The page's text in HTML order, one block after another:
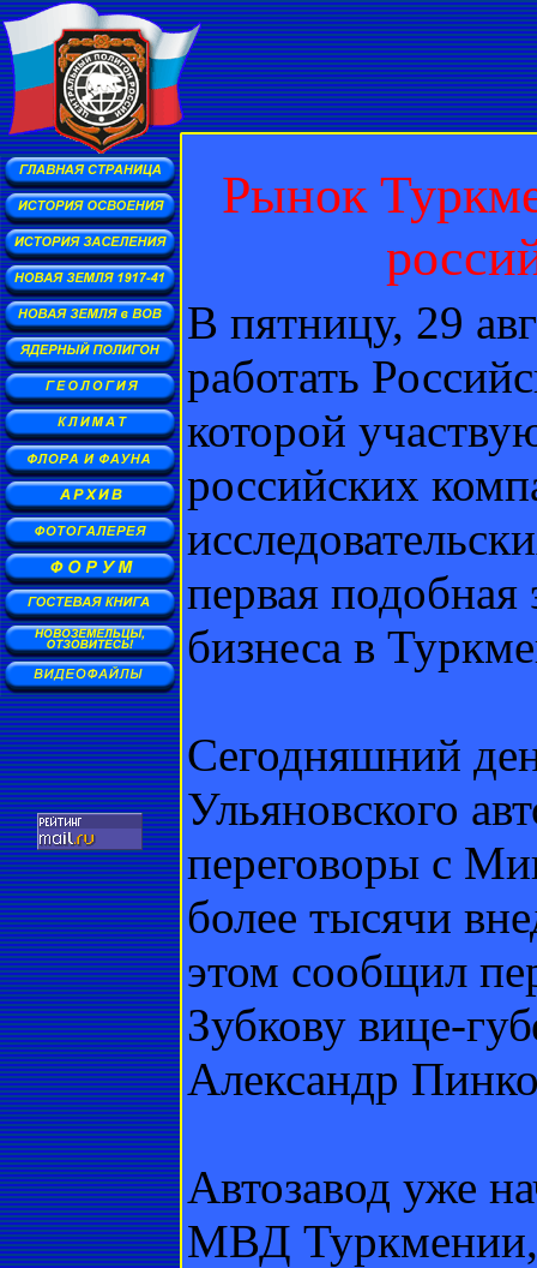
Рынок
В пятницу, 29
работать
которой
российских
первая подобная
бизнеса в
Сегодняшний
Ульяновского
переговоры с
более тысячи
этом сообщил
Зубкову вице-
Александр
Автозавод уже
МВД Туркмении,